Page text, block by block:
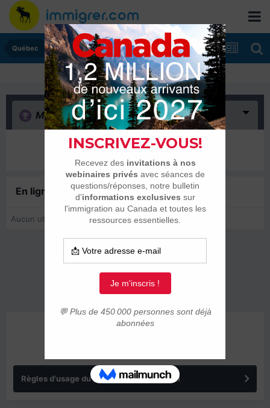
Québec
Merci (0)
Il n’y a encore rien ici
En ligne récemment0 membre est en ligne
Aucun utilisateur enregistré regarde cette page.
Règles d'usage du forum IMMIGRER.COM